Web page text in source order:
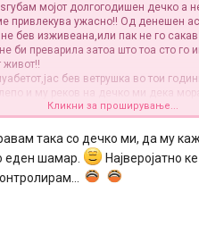
мојот долгогодишен дечко а
привлекува ужасно!! Од денешен
бев изживеана,или пак не го
би преварила затоа што тоа сто го
живот!!
бев ветрушка во тои
и му реков на дечко ми дека
што точно се случуваше во
тој да ми ја опраи работатаЌе
нешто пакау јас незнаев каде се
да ко прво не бев свесна сто се
иронијата да биде поголема се
раце...Со тој дечко се маткав
Кликни за проширување...
така со дечко ми, да му
еден шамар.
Најверојатно